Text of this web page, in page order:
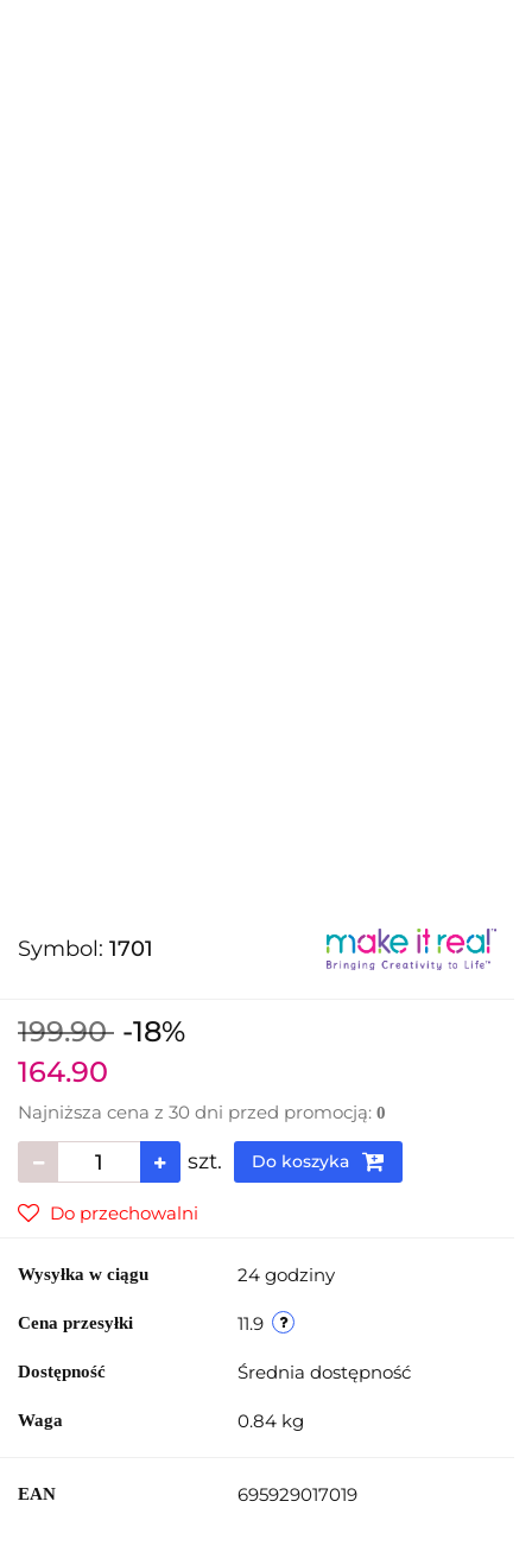
Symbol: 1701
199.90 -18%
164.90
Najniższa cena z 30 dni przed promocją: 0
szt. Do koszyka
Do przechowalni
Wysyłka w ciągu 24 godziny
Cena przesyłki 11.9
Dostępność Średnia dostępność
Waga 0.84 kg
EAN 695929017019